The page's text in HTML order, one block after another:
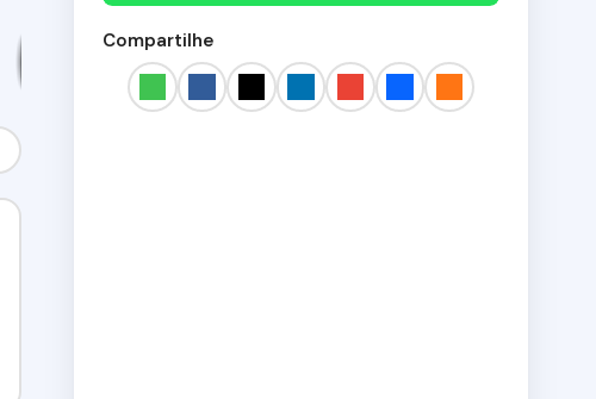
Compartilhe